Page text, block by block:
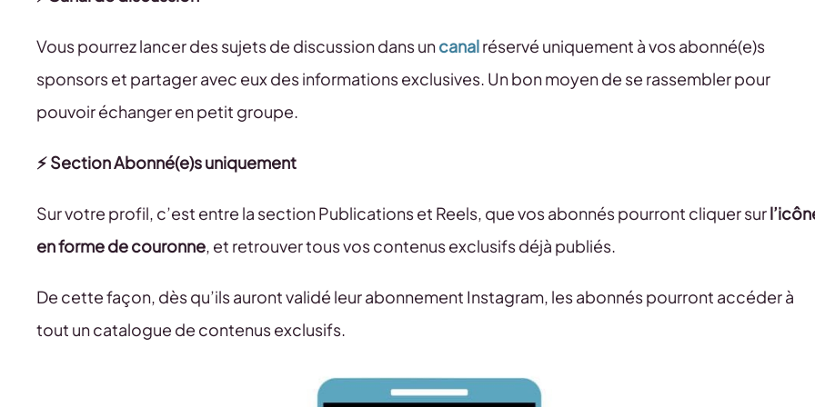
Vous pourrez lancer des sujets de discussion dans uncanalréservé uniquement à vos abonné(e)s
sponsors et partager avec eux des informations exclusives. Un bon moyen de se rassembler pour
pouvoir échanger en petit groupe.
⚡️ Section Abonné(e)s uniquement
Sur votre profil, c’est entre la section Publications et Reels, que vos abonnés pourront cliquer sur
en forme de couronne, et retrouver tous vos contenus exclusifs déjà publiés.
De cette façon, dès qu’ils auront validé leur abonnement Instagram, les abonnés pourront accéder à
tout un catalogue de contenus exclusifs.